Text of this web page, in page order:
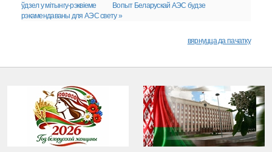
ўдзел у мітынгу-рэквіеме
Вопыт Беларускай АЭС будзе
рэкамендаваны для АЭС свету »
вярнуцца да пачатку